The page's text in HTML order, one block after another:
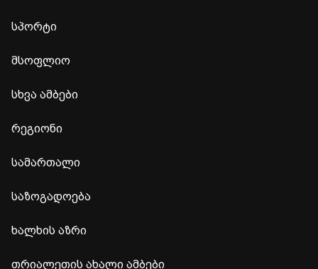
სპორტი
მსოფლიო
სხვა ამბები
რეგიონი
სამართალი
საზოგადოება
ხალხის აზრი
თრიალეთის ახალი ამბები